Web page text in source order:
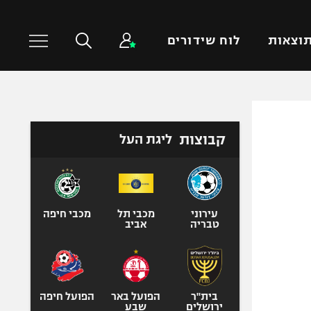
תוצאות לוח שידורים
טניס
כדורעף
ספורט אולימפי
קבוצות ליגת העל
עירוני
טבריה
מכבי תל
אביב
מכבי חיפה
בית"ר
ירושלים
הפועל באר
שבע
הפועל חיפה